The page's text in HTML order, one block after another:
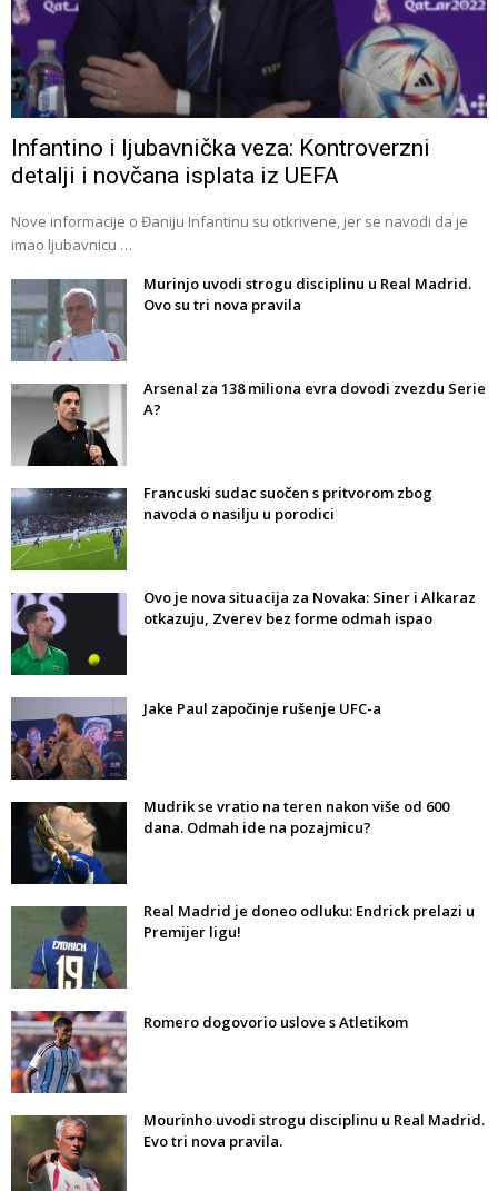
Infantino i ljubavnička veza: Kontroverzni
detalji i novčana isplata iz UEFA
Nove informacije o Đaniju Infantinu su otkrivene, jer se navodi da je
imao ljubavnicu …
Murinjo uvodi strogu disciplinu u Real Madrid.
Ovo su tri nova pravila
Arsenal za 138 miliona evra dovodi zvezdu Serie
A?
Francuski sudac suočen s pritvorom zbog
navoda o nasilju u porodici
Ovo je nova situacija za Novaka: Siner i Alkaraz
otkazuju, Zverev bez forme odmah ispao
Jake Paul započinje rušenje UFC-a
Mudrik se vratio na teren nakon više od 600
dana. Odmah ide na pozajmicu?
Real Madrid je doneo odluku: Endrick prelazi u
Premijer ligu!
Romero dogovorio uslove s Atletikom
Mourinho uvodi strogu disciplinu u Real Madrid.
Evo tri nova pravila.